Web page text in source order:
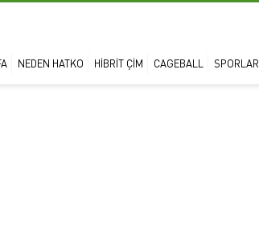
NEDEN HATKO HIBRIT ÇIM CAGEBALL SPORLAR